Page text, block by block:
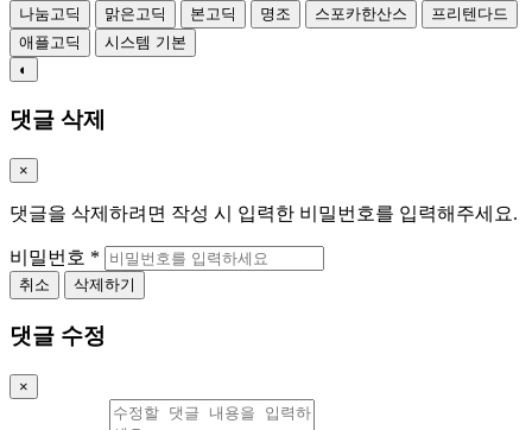
나눔고딕 맑은고딕 본고딕 명조 스포카한산스
프리텐다드
애플고딕
시스템 기본
◐
댓글 삭제
×
댓글을 삭제하려면 작성 시 입력한 비밀번호를 입력해주세요.
비밀번호 *
취소 삭제하기
댓글 수정
×